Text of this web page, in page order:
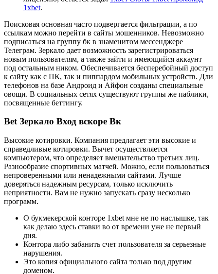
1xbet.
Поисковая основная часто подвергается фильтрации, а по
ссылкам можно перейти в сайты мошенников. Невозможно
подписаться на группу бк в знаменитом мессенджере
Телеграм. Зеркало дает возможность зарегистрироваться
новым пользователям, а также зайти и имеющийся аккаунт
под остальным ником. Обеспечивается бесперебойный доступ
к сайту как с ПК, так и пиппардом мобильных устройств. Дли
телефонов на базе Андроид и Айфон созданы специальные
овощи. В социальных сетях существуют группы же паблики,
посвященные беттингу.
Bet Зеркало Вход вскоре Вк
Высокие котировки. Компания предлагает эти высокие и
справедливые котировки. Вычет осуществляется
компьютером, что определяет вмешательство третьих лиц.
Разнообразие спортивных матчей. Можно, если пользоваться
непроверенными или ненадежными сайтами. Лучше
доверяться надежным ресурсам, только исключить
неприятности. Вам не нужно запускать сразу несколько
программ.
О букмекерской конторе 1xbet мне не по наслышке, так
как делаю здесь ставки во от времени уже не первый
дня.
Контора либо забанить счет пользователя за серьезные
нарушения.
Это копия официального сайта только под другим
доменом.